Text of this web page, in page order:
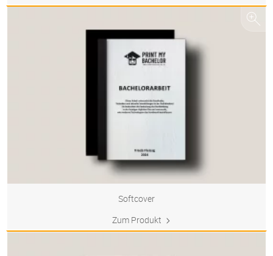
Softcover
Zum Produkt